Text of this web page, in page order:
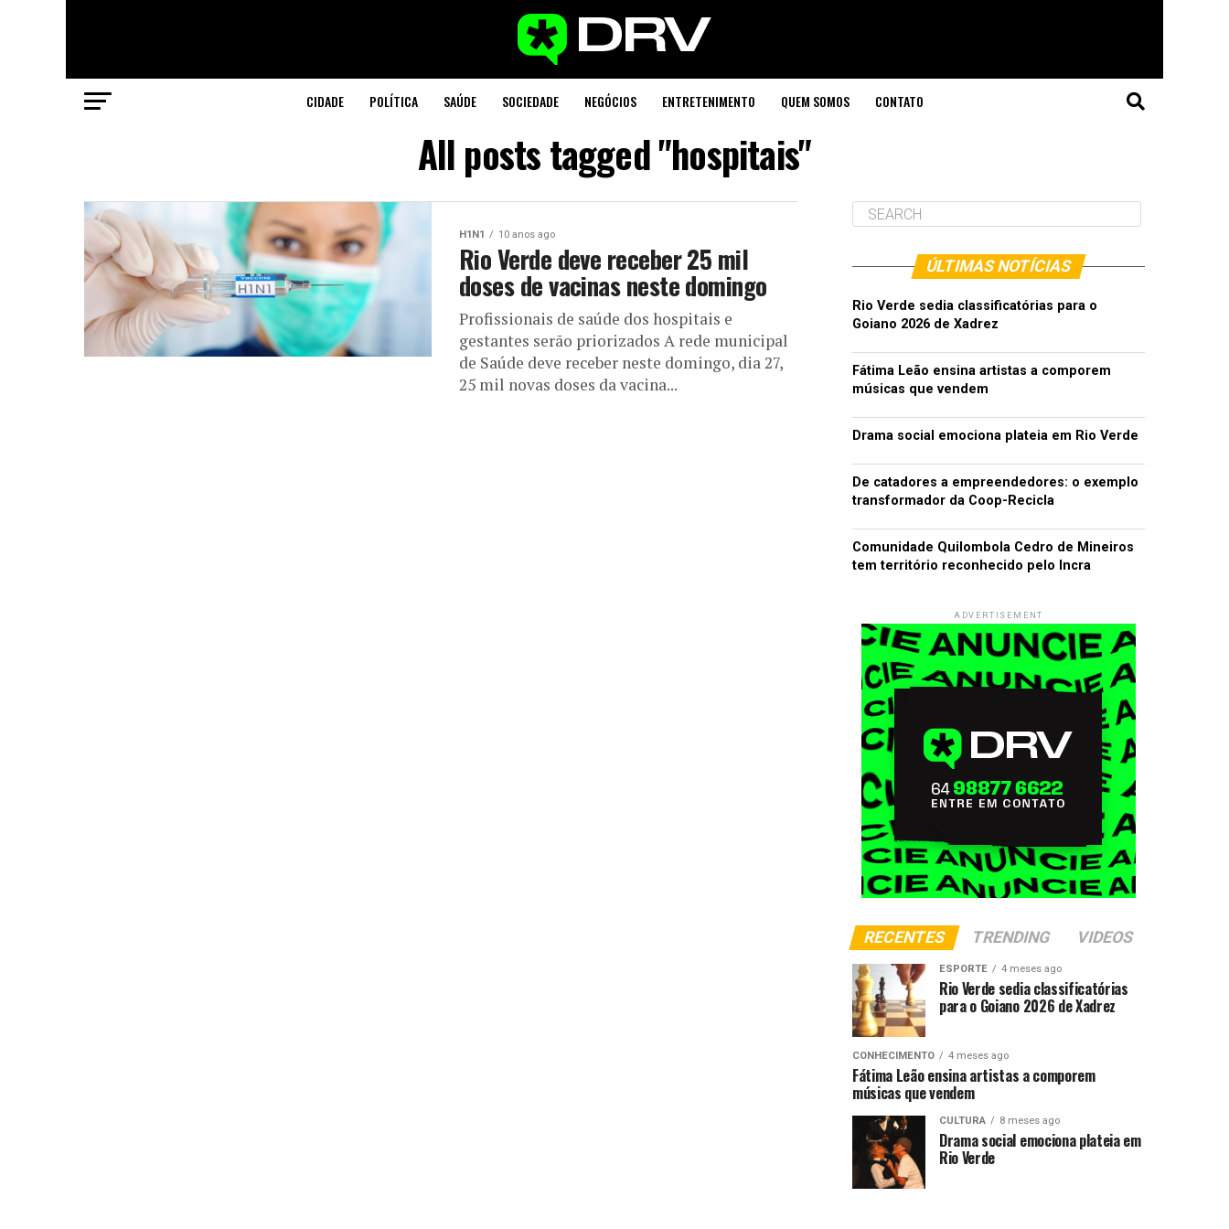
CIDADE POLÍTICA SAÚDE SOCIEDADE NEGÓCIOS ENTRETENIMENTO QUEM SOMOS CONTATO
All posts tagged "hospitais"
H1N1 10 anos ago
Rio Verde deve receber 25 mil
doses de vacinas neste domingo
Profissionais de saúde dos hospitais e
gestantes serão priorizados A rede municipal
de Saúde deve receber neste domingo, dia 27,
25 mil novas doses da vacina...
ÚLTIMAS NOTÍCIAS
Rio Verde sedia classificatórias para o
Goiano 2026 de Xadrez
Fátima Leão ensina artistas a comporem
músicas que vendem
Drama social emociona plateia em Rio Verde
De catadores a empreendedores: o exemplo
transformador da Coop-Recicla
Comunidade Quilombola Cedro de Mineiros
tem território reconhecido pelo Incra
ADVERTISEMENT
RECENTES TRENDING VIDEOS
ESPORTE 4 meses ago
Rio Verde sedia classificatórias
para o Goiano 2026 de Xadrez
CONHECIMENTO 4 meses ago
Fátima Leão ensina artistas a comporem
músicas que vendem
CULTURA 8 meses ago
Drama social emociona plateia em
Rio Verde